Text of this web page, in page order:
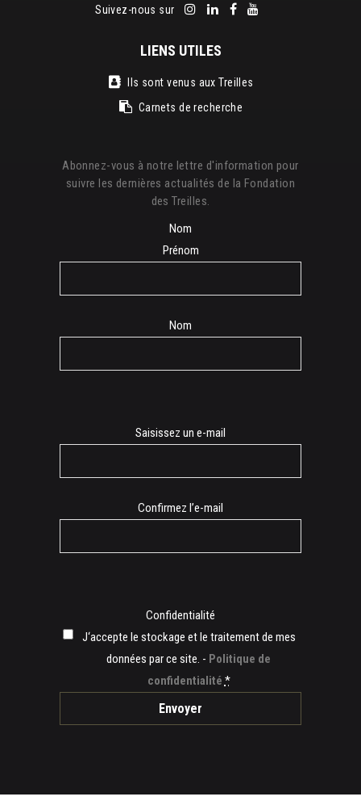
Suivez-nous sur
LIENS UTILES
Ils sont venus aux Treilles
Carnets de recherche
Abonnez-vous à notre lettre d'information pour
suivre les dernières actualités de la Fondation
des Treilles.
Nom
Prénom
Nom
Saisissez un e-mail
Confirmez l’e-mail
Confidentialité
J‘accepte le stockage et le traitement de mes
données par ce site. - Politique de
confidentialité *